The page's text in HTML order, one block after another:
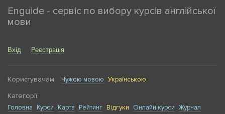
Enguide - сервіс по вибору курсів англійської
мови
Вхід Реєстрація
Користувачам Чужою мовою Українською
Категорії
Головна Курси Карта Рейтинг Відгуки Онлайн курси Журнал